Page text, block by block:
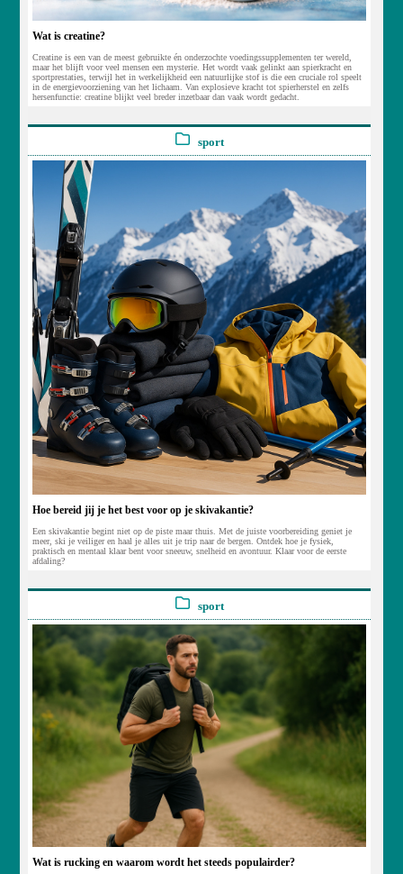
Wat is creatine?
Creatine is een van de meest gebruikte én onderzochte voedingssupplementen ter wereld,
maar het blijft voor veel mensen een mysterie. Het wordt vaak gelinkt aan spierkracht en
sportprestaties, terwijl het in werkelijkheid een natuurlijke stof is die een cruciale rol speelt
in de energievoorziening van het lichaam. Van explosieve kracht tot spierherstel en zelfs
hersenfunctie: creatine blijkt veel breder inzetbaar dan vaak wordt gedacht.
sport
Hoe bereid jij je het best voor op je skivakantie?
Een skivakantie begint niet op de piste maar thuis. Met de juiste voorbereiding geniet je
meer, ski je veiliger en haal je alles uit je trip naar de bergen. Ontdek hoe je fysiek,
praktisch en mentaal klaar bent voor sneeuw, snelheid en avontuur. Klaar voor de eerste
afdaling?
sport
Wat is rucking en waarom wordt het steeds populairder?